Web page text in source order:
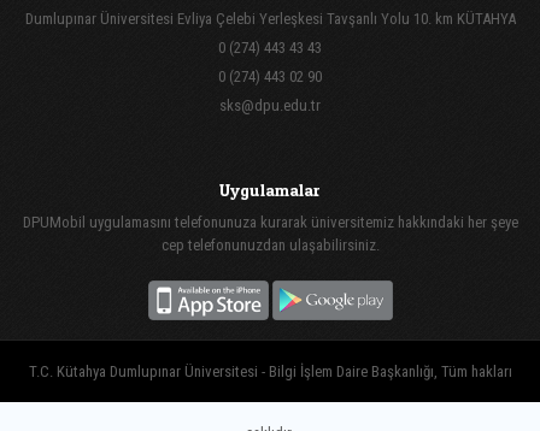
Dumlupınar Üniversitesi Evliya Çelebi Yerleşkesi Tavşanlı Yolu 10. km KÜTAHYA
0 (274) 443 43 43
0 (274) 443 02 90
sks@dpu.edu.tr
Uygulamalar
DPUMobil uygulamasını telefonunuza kurarak üniversitemiz hakkındaki her şeye
cep telefonunuzdan ulaşabilirsiniz.
T.C. Kütahya Dumlupınar Üniversitesi - Bilgi İşlem Daire Başkanlığı, Tüm hakları